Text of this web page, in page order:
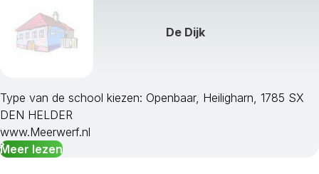
De Dijk
Type van de school kiezen: Openbaar, Heiligharn, 1785 SX
DEN HELDER
www.Meerwerf.nl
Meer lezen